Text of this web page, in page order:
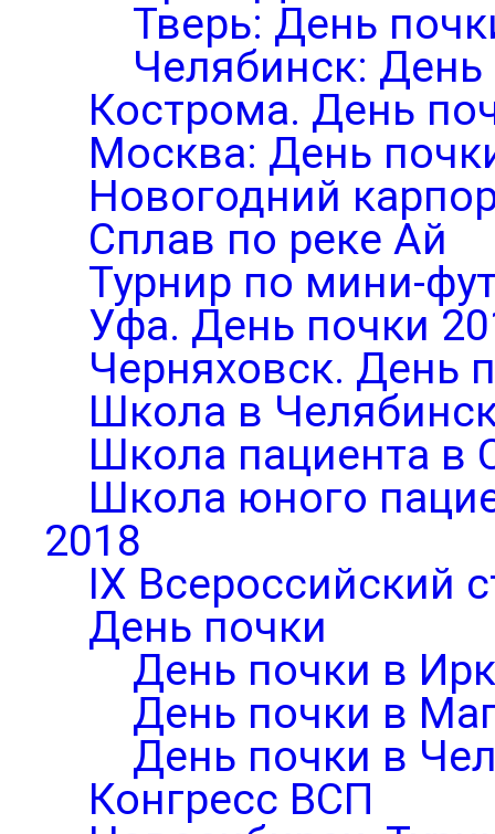
Тверь: День
Челябинск:
Кострома. День
Москва: День
Новогодний
Сплав по реке Ай
Турнир по мини-
Уфа. День почки
Черняховск. День
Школа в
Школа пациента в
Школа юного
2018
IX Всероссийский
День почки
День почки в
День почки в
День почки в
Конгресс ВСП